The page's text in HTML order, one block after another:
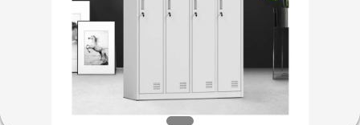
PRODUKTE